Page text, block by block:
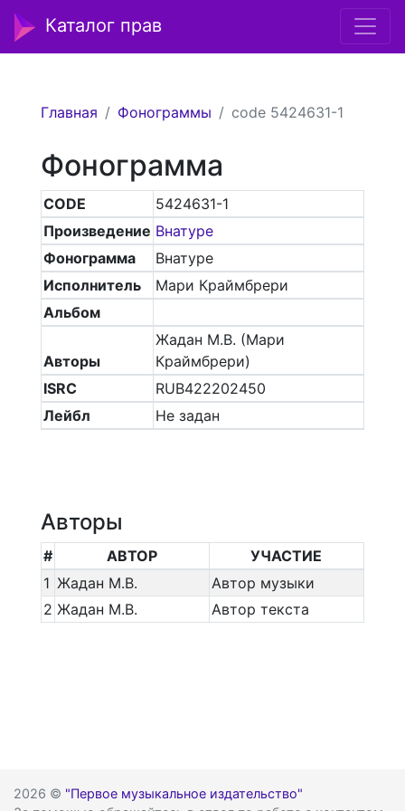
Каталог прав
Главная Фонограммы code 5424631-1
Фонограмма
CODE
5424631-1
Произведение Внатуре
Фонограмма
Внатуре
Исполнитель
Мари Краймбрери
Альбом
Авторы
Жадан М.В. (Мари
Краймбрери)
ISRC
RUB422202450
Лейбл
Не задан
Авторы
# АВТОР
УЧАСТИЕ
1 Жадан М.В.
Автор музыки
2 Жадан М.В. Автор текста
2026 © "Первое музыкальное издательство"